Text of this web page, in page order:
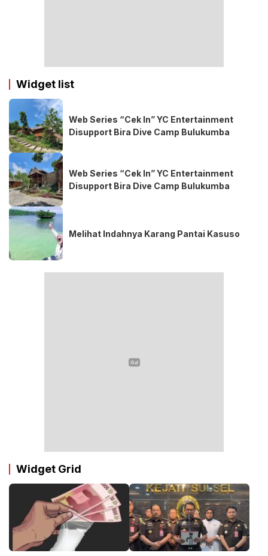
Widget list
Web Series “Cek In” YC Entertainment
Disupport Bira Dive Camp Bulukumba
Web Series “Cek In” YC Entertainment
Disupport Bira Dive Camp Bulukumba
Melihat Indahnya Karang Pantai Kasuso
Widget Grid